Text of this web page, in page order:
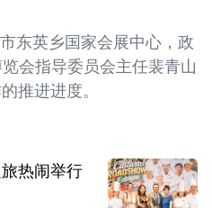
东英乡国家会展中心，政
会指导委员会主任裴青山
推进进度。
热闹举行